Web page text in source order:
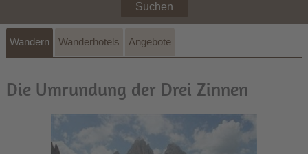
Suchen
Wandern Wanderhotels Angebote
Die Umrundung der Drei Zinnen